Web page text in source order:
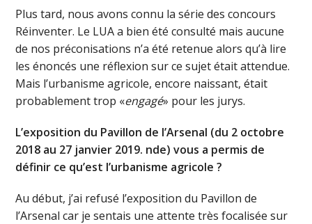
Plus tard, nous avons connu la série des concours
Réinventer. Le LUA a bien été consulté mais aucune
de nos préconisations n’a été retenue alors qu’à lire
les énoncés une réflexion sur ce sujet était attendue.
Mais l’urbanisme agricole, encore naissant, était
probablement trop «engagé» pour les jurys.
L’exposition du Pavillon de l’Arsenal (du 2 octobre
2018 au 27 janvier 2019. nde) vous a permis de
définir ce qu’est l’urbanisme agricole ?
Au début, j’ai refusé l’exposition du Pavillon de
l’Arsenal car je sentais une attente très focalisée sur